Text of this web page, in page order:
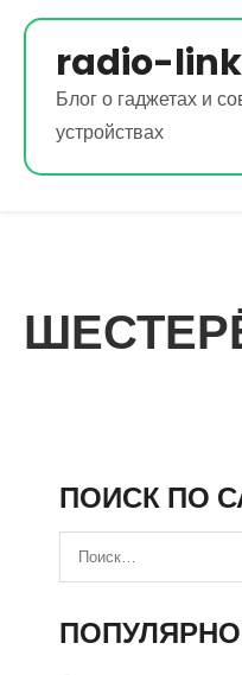
Перейти
содержимому
radio-
Блог о гаджетах и
устройствах
ПОИСК ПО